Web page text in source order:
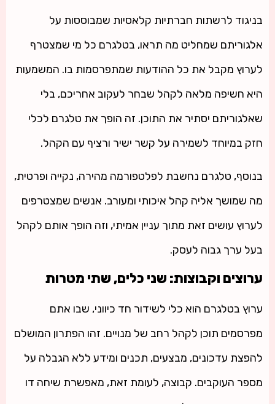
בניגוד לרשתות חברתיות קלאסיות שמבוססות על
אלגוריתם שמחליט מה תראו, בטלגרם כל מי שמצטרף
לערוץ מקבל את כל ההודעות שמתפרסמות בו. המשמעות
היא חשיפה מלאה לקהל שבחר לעקוב אחריכם, בלי
שאלגוריתם יסתיר את התוכן. זה הופך את טלגרם לכלי
חזק במיוחד לשמירה על קשר ישיר ורציף עם הקהל.
בנוסף, טלגרם נחשבת לפלטפורמה מהירה, נקייה ופרטית,
מה שמושך אליה קהל איכותי ומעורב. אנשים שמצטרפים
לערוץ עושים זאת מתוך עניין אמיתי, וזה הופך אותם לקהל
בעל ערך גבוה לעסק.
ערוצים וקבוצות: שני כלים, שתי מטרות
ערוץ בטלגרם הוא כלי לשידור חד כיווני, שבו אתם
מפרסמים תוכן לקהל רחב של מנויים. זהו הפתרון המושלם
להפצת עדכונים, מבצעים, תכנים ומידע ללא הגבלה על
מספר העוקבים. קבוצה, לעומת זאת, מאפשרת שיחה דו